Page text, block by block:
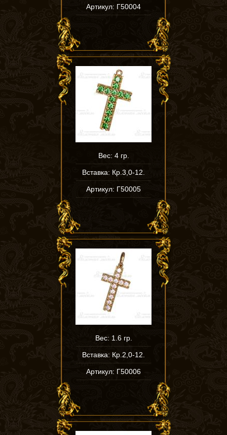
Артикул: Г50004
Вес: 4 гр.
Вставка: Кр.3,0-12.
Артикул: Г50005
Вес: 1.6 гр.
Вставка: Кр.2,0-12.
Артикул: Г50006